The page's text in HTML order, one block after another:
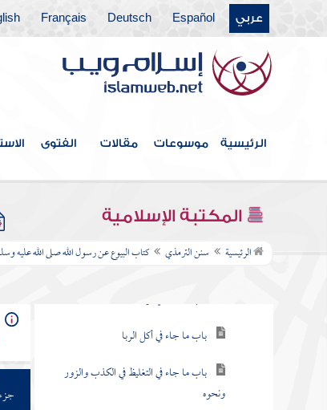
عربي Español
Deutsch
Français
الرئيسية موسوعات مقالات الفتوى
المكتبة الإسلامية
الرئيسية سنن الترمذي كتاب البيوع عن رسول الله صلى الله عليه
كتاب الحج عن رسول الله صلى الله عليه وسلم
كتاب الجنائز عن رسول الله صلى الله عليه
وسلم
كتاب النكاح عن رسول الله صلى الله عليه
كتاب الرضاع
عليه وسلم
كتاب البيوع عن رسول الله صلى الله عليه
باب ما جاء في ترك الشبهات
باب ما جاء في أكل الربا
باب ما جاء في التغليظ في الكذب والزور
ونحوه
جزء